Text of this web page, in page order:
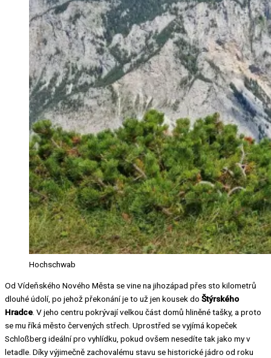
Hochschwab
Od Vídeňského Nového Města se vine na jihozápad přes sto kilometrů
dlouhé údolí, po jehož překonání je to už jen kousek do Štýrského
Hradce. V jeho centru pokrývají velkou část domů hliněné tašky, a proto
se mu říká město červených střech. Uprostřed se vyjímá kopeček
Schloßberg ideální pro vyhlídku, pokud ovšem nesedíte tak jako my v
letadle. Díky výjimečně zachovalému stavu se historické jádro od roku